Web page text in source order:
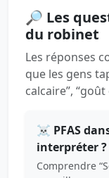
🔎 Les
du robinet
Les réponses
que les gens
calcaire”,
☠️ PFAS
interpréter ?
Comprendre